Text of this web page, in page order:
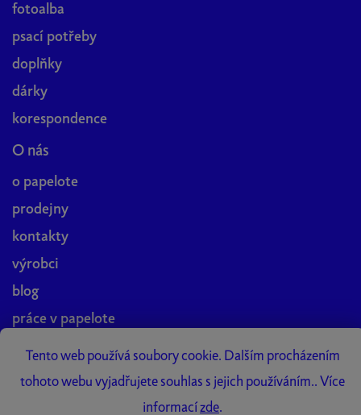
Tento web používá soubory cookie. Dalším procházením
tohoto webu vyjadřujete souhlas s jejich používáním.. Více
informacízde.
fotoalba
psací potřeby
doplňky
dárky
korespondence
O nás
o papelote
prodejny
kontakty
výrobci
blog
práce v papelote
Papelote Studio
Vytvořil Shoptet Premium